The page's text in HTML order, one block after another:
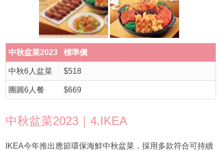
中秋盆菜2023 標準價
中秋6人盆菜 $518
團圓6人餐 $669
中秋盆菜2023｜4.IKEA
IKEA今年推出應節環保海鮮中秋盆菜，採用多款符合可持續